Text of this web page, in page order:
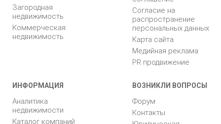
Загородная
недвижимость
Коммерческая
недвижимость
Согласие на
распространение
персональных данных
Карта сайта
Медийная реклама
PR продвижение
ИНФОРМАЦИЯ
Аналитика
недвижимости
Каталог компаний
ВОЗНИКЛИ ВОПРОСЫ
Форум
Контакты